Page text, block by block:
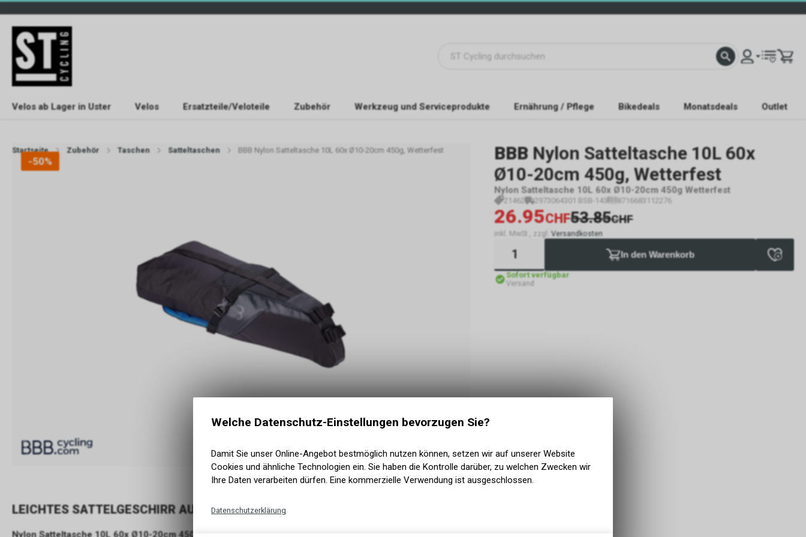
Velos ab Lager in Uster Velos Ersatzteile/Veloteile Zubehör Werkzeug und Serviceprodukte Ernährung / Pflege Bikedeals Monatsdeals Outlet
Startseite Zubehör Taschen Satteltaschen BBB Nylon Satteltasche 10L 60x Ø10-20cm 450g, Wetterfest
-50% BBB Nylon Satteltasche 10L 60x
Ø10-20cm 450g, Wetterfest
Nylon Satteltasche 10L 60x Ø10-20cm 450g Wetterfest
21462 2973064301 BSB-143 8716683112276
26.95CHF53.85CHF
inkl. MwSt., zzgl. Versandkosten
In den Warenkorb
Sofort verfügbar
Versand
LEICHTES SATTELGESCHIRR AUS NYLON MIT WETTERFESTER TRAGETASCHE.
Nylon Satteltasche 10L 60x Ø10-20cm 450g, Wetterfest
Welche Datenschutz-Einstellungen bevorzugen Sie?
Damit Sie unser Online-Angebot bestmöglich nutzen können, setzen wir auf unserer Website
Cookies und ähnliche Technologien ein. Sie haben die Kontrolle darüber, zu welchen Zwecken wir
Ihre Daten verarbeiten dürfen. Eine kommerzielle Verwendung ist ausgeschlossen.
Datenschutzerklärung